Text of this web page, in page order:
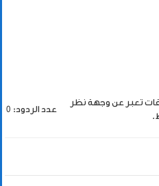
تعبر عن وجهة نظر
عدد الردود: 0